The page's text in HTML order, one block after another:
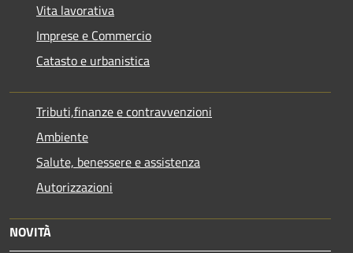
Vita lavorativa
Imprese e Commercio
Catasto e urbanistica
Tributi,finanze e contravvenzioni
Ambiente
Salute, benessere e assistenza
Autorizzazioni
NOVITÀ